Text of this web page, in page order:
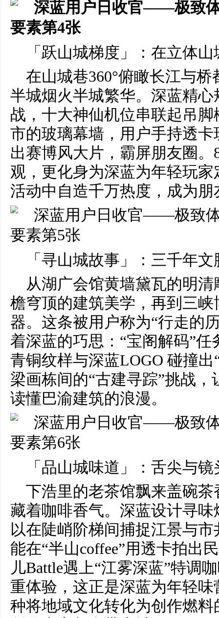
「跃山城梯度」：在立体
在山城巷360°俯瞰长江与
半城烟火半城繁华。深蓝精
战，十大神仙机位串联起吊
市的玻璃幕墙，用户手持透
出赛博风大片，霸屏朋友圈
观，更化身为深蓝为年轻玩
活动中自造千万热度，成为
「寻山城故事」：三千年
从湖广会馆黄墙黛瓦的明
檐穹顶的建筑美学，再到三
器。这条被用户称为“行走的
着深蓝的巧思：“宝阁解码”
青铜纹样与深蓝LOGO 碰撞
梁画栋间的“古建寻踪”挑战
读懂巴渝建筑的浪漫。
「品山城味道」：舌尖与
下浩里的老茶馆飘来盖碗
藏着咖啡香气。深蓝设计寻
以在陡峭阶梯间捕捉江景与
能在“半山coffee”用透卡拍出
儿Battle遇上“江雾深蓝”特调
重体验，这正是深蓝为年轻
种将地域文化转化为创作燃